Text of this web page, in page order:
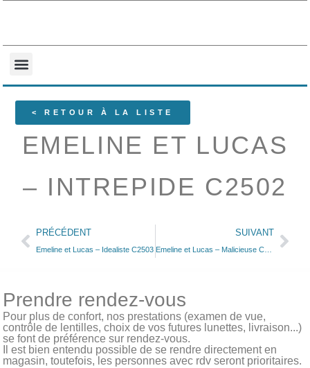
< RETOUR À LA LISTE
EMELINE ET LUCAS
– INTREPIDE C2502
PRÉCÉDENT
Emeline et Lucas – Idealiste C2503
SUIVANT
Emeline et Lucas – Malicieuse C2501
Prendre rendez-vous
Pour plus de confort, nos prestations (examen de vue,
contrôle de lentilles, choix de vos futures lunettes, livraison...)
se font de préférence sur rendez-vous.
Il est bien entendu possible de se rendre directement en
magasin, toutefois, les personnes avec rdv seront prioritaires.